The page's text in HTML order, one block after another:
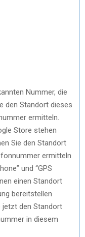
Nummer, die
den Standort dieses
ermitteln.
Store stehen
Sie den Standort
ermitteln
und “GPS
einen Standort
bereitstellen
jetzt den Standort
in diesem